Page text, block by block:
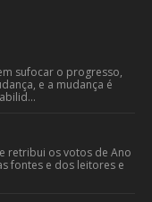
sufocar o progresso,
e a mudança é
retribui os votos de Ano
fontes e dos leitores e